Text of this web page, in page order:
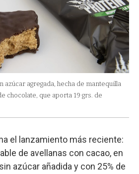
azúcar agregada, hecha de mantequilla
chocolate, que aporta 19 grs. de
el lanzamiento más reciente:
de avellanas con cacao, en
azúcar añadida y con 25% de